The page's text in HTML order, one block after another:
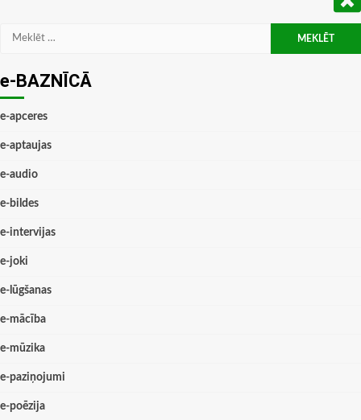
Meklēt:
e-BAZNĪCĀ
e-apceres
e-aptaujas
e-audio
e-bildes
e-intervijas
e-joki
e-lūgšanas
e-mācība
e-mūzika
e-paziņojumi
e-poēzija